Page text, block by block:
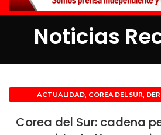
Noticias
ACTUALIDAD, COREA DEL SUR,
Corea del Sur: cadena